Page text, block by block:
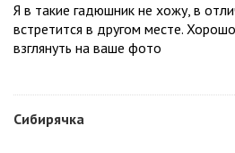
Я в такие гадюшник не хожу, в
встретится в другом месте.
взглянуть на ваше фото
Сибирячка